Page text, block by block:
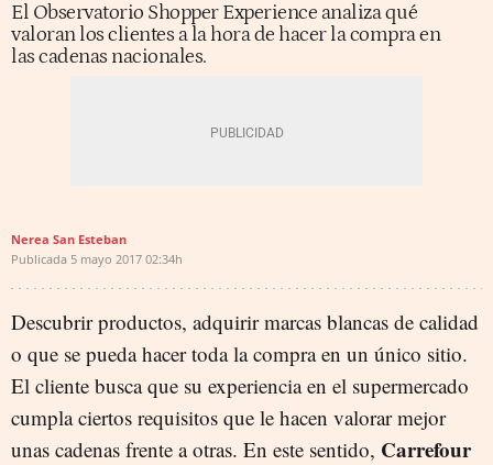
El Observatorio Shopper Experience analiza qué
valoran los clientes a la hora de hacer la compra en
las cadenas nacionales.
Nerea San Esteban
Publicada 5 mayo 2017 02:34h
Descubrir productos, adquirir marcas blancas de calidad
o que se pueda hacer toda la compra en un único sitio.
El cliente busca que su experiencia en el supermercado
cumpla ciertos requisitos que le hacen valorar mejor
unas cadenas frente a otras. En este sentido, Carrefour